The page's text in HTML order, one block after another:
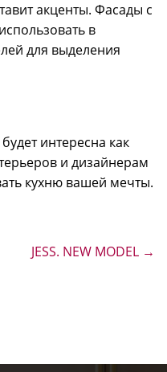
акценты. Фасады с
в
для выделения
интересна как
и дизайнерам
кухню вашей мечты.
JESS. NEW MODEL →